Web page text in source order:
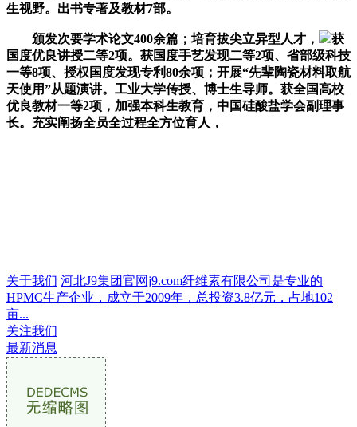
生视野。出书专著及教材7部。
颁发次要学术论文400余篇；培育拔尖立异型人才，
获
国度优良讲授二等2项。获国度手艺发现二等2项、省部级科技
一等8项、授权国度发现专利80余项；开展“先辈陶瓷材料取航
天使用”从题演讲。工业大学传授、博士生导师。获全国高校
优良教材一等2项，加强本科生教育，中国硅酸盐学会副理事
长。充实阐扬全员全过程全方位育人，
关于我们 河北J9集团官网j9.com纤维素有限公司是专业的
HPMC生产企业，成立于2009年，总投资3.8亿元，占地102
亩...
关注我们
最新消息